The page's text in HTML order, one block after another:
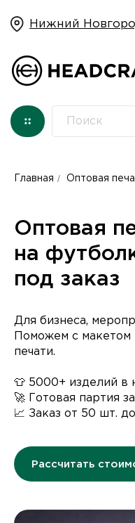
Нижний Новгород
Главная / Оптовая
Оптовая
на
под заказ
Для бизнеса,
Поможем с
печати.
👕 5000+ изделий в
🚀 Готовая партия
📈 Заказ от 50 шт.
Рассчитать